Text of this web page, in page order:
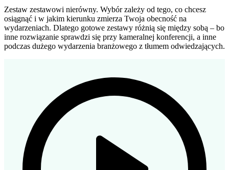
Zestaw zestawowi nierówny. Wybór zależy od tego, co chcesz
osiągnąć i w jakim kierunku zmierza Twoja obecność na
wydarzeniach. Dlatego gotowe zestawy różnią się między sobą – bo
inne rozwiązanie sprawdzi się przy kameralnej konferencji, a inne
podczas dużego wydarzenia branżowego z tłumem odwiedzających.